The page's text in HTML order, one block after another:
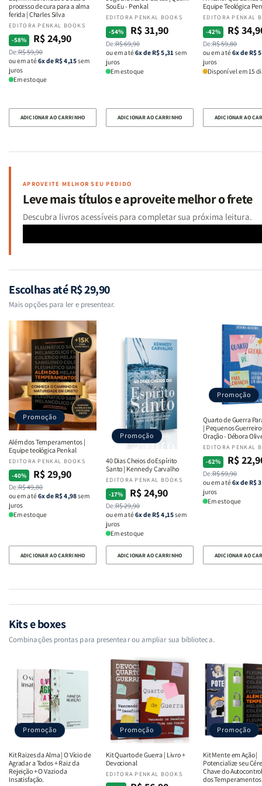
Penkal
Penkal
processo de cura para a alma
ferida | Charles Silva
Fornecedor:
EDITORA PENKAL BOOKS
-58%
Preço
normal
De:R$ 59,90
Preço
promocional
R$ 24,90
ou em até6x de R$ 4,15sem
juros
Em estoque
ADICIONAR AO CARRINHO
Sou Eu - Penkal
Fornecedor:
EDITORA PENKAL BOOKS
-54%
Preço
normal
De:R$ 69,90
Preço
promocional
R$ 31,90
ou em até6x de R$ 5,31 sem
juros
Em estoque
ADICIONAR AO CARRINHO
Equipe Teológica
Fornecedor:
EDITORA PENKAL
-42%
Preço
normal
De:R$ 59,80
Preço
promocional
R$
ou em até6x de R$
juros
Disponível em 15
ADICIONAR AO
APROVEITE MELHOR SEU PEDIDO
Leve mais títulos e aproveite melhor o frete
Descubra livros acessíveis para completar sua próxima leitura.
Escolhas até R$ 29,90
Mais opções para ler e presentear.
Promoção
Além dos Temperamentos |
Equipe teológica Penkal
Fornecedor:
EDITORA PENKAL BOOKS
-40%
Preço
normal
De:R$ 49,80
Preço
promocional
R$ 29,90
ou em até6x de R$ 4,98sem
juros
Em estoque
ADICIONAR AO CARRINHO
Promoção
40 Dias Cheios do Espírito
Santo | Kennedy Carvalho
Fornecedor:
EDITORA PENKAL BOOKS
-17%
Preço
normal
De:R$ 29,90
Preço
promocional
R$ 24,90
ou em até6x de R$ 4,15sem
juros
Em estoque
ADICIONAR AO CARRINHO
Promoção
Quarto de Guerra
| Pequenos
Oração - Débora
Fornecedor:
EDITORA PENKAL
-62%
Preço
normal
De:R$ 59,90
Preço
promocional
R$
ou em até6x de R$
juros
Em estoque
ADICIONAR AO
Kits e boxes
Combinações prontas para presentear ou ampliar sua biblioteca.
Promoção
Kit Raizes da Alma | O Vício de
Agradar a Todos + Raiz da
Rejeição + O Vazio da
Insatisfação.
Promoção
Kit Quarto de Guerra | Livro +
Devocional
Fornecedor:
EDITORA PENKAL BOOKS
Promoção
Kit Mente em Ação |
Potencialize seu
Chave do
dos Temperamentos